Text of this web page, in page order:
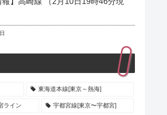
東海道本線[東京～熱海]
ライン 宇都宮線[東京〜宇都宮]